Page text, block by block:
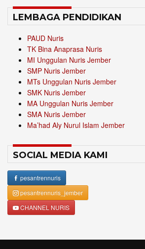
LEMBAGA PENDIDIKAN
PAUD Nuris
TK Bina Anaprasa Nuris
MI Unggulan Nuris Jember
SMP Nuris Jember
MTs Unggulan Nuris Jember
SMK Nuris Jember
MA Unggulan Nuris Jember
SMA Nuris Jember
Ma’had Aly Nurul Islam Jember
SOCIAL MEDIA KAMI
pesantrennuris
pesantrennuris_jember
CHANNEL NURIS